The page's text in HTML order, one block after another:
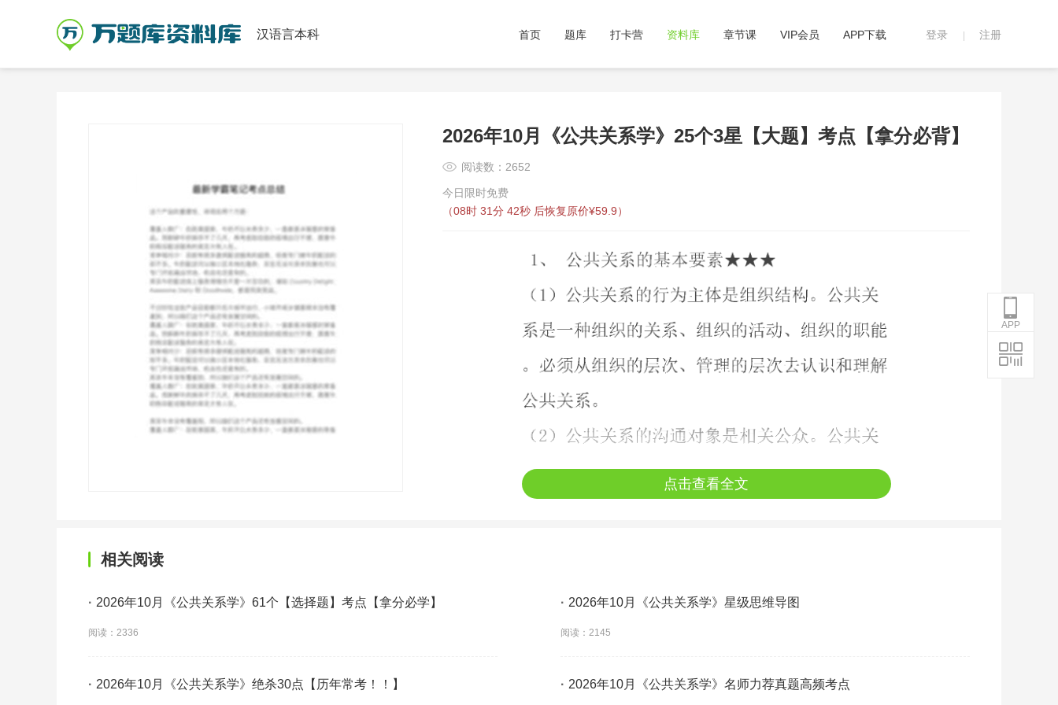
登录 注册
首页 题库 打卡营 资料库 章节课 VIP会员 APP下载
汉语言本科
2026年10月《公共关系学》25个3星【大题】考点【拿分必背】
阅读数：2652
今日限时免费
（08时 31分 42秒 后恢复原价¥59.9）
点击查看全文
相关阅读
· 2026年10月《公共关系学》61个【选择题】考点【拿分必学】
阅读：2336
· 2026年10月《公共关系学》星级思维导图
阅读：2145
· 2026年10月《公共关系学》绝杀30点【历年常考！！】 · 2026年10月《公共关系学》名师力荐真题高频考点
APP